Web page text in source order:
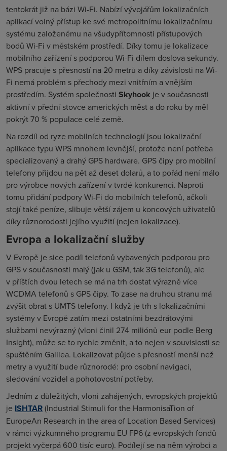
tentokrát již na bázi Wi-Fi. Nabízí vývojářům lokalizačních
aplikací volný přístup ke své metropolitnímu lokalizačnímu
systému založenému na všudypřítomnosti přístupových
bodů Wi-Fi v městském prostředí. Díky tomu je lokalizace
mobilního zařízení s podporou Wi-Fi dílem doslova sekundy.
WPS pracuje s přesností na 20 metrů a díky závislosti na Wi-
Fi nemá problém s přechody mezi vnitřním a vnějším
prostředím. Systém společnosti Skyhook je v současnosti
aktivní v přední stovce amerických měst a do roku by měl
pokrýt 70 % populace celé země.
Na rozdíl od ryze mobilních technologií jsou lokalizační
aplikace typu WPS mnohem levnější, protože není potřeba
specializovaný a drahý GPS hardware. GPS čipy pro mobilní
telefony přijdou na pět až deset dolarů, a to pořád není málo
pro výrobce nových zařízení v tvrdé konkurenci. Naproti
tomu přidání podpory Wi-Fi do mobilních telefonů, ačkoli
stojí také peníze, slibuje větší zájem u koncových uživatelů
díky různorodosti jejího využití (nejen lokalizace).
Evropa a lokalizační služby
V Evropě je sice podíl telefonů vybavených podporou pro
GPS v současnosti malý (jak u GSM, tak 3G telefonů), ale
v příštích dvou letech se má na trh dostat výrazně více
WCDMA telefonů s GPS čipy. To zase na druhou stranu má
zvýšit obrat s UMTS telefony. I když je trh s lokalizačními
systémy v Evropě zatím mezi ostatními bezdrátovými
službami nevýrazný (vloni činil 274 miliónů eur podle Berg
Insight), může se to rychle změnit, a to nejen v souvislosti se
spuštěním Galilea. Lokalizovat půjde s přesností menší než
metry a využití bude různorodé: pro osobní navigaci,
sledování vozidel a pohotovostní potřeby.
Jedním z důležitých, vloni zahájených, evropských projektů
je ISHTAR(Industrial Stimuli for the HarmonisaTion of
EuropeAn Research in the area of Location Based Services)
v rámci výzkumného programu EU FP6 (z evropských fondů
projekt vyčerpá 600 tisíc euro). Podílejí se na něm výrobci a